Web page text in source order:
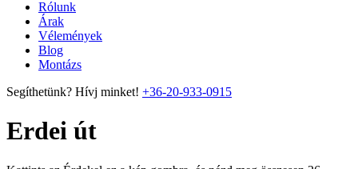
Rólunk
Árak
Vélemények
Blog
Montázs
Segíthetünk? Hívj minket! +36-20-933-0915
Erdei út